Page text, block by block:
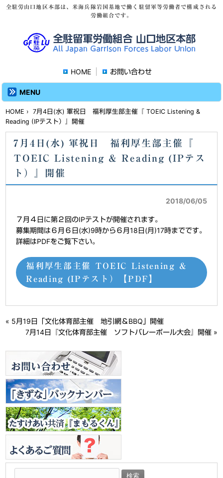
全駐労山口地区本部は、米海兵隊岩国基地で働く駐留軍等労働者で構成される
労働組合です。
HOME お問い合わせ
MENU
HOME › 7月4日(水) 軍祝日 福利厚生部主催『 TOEIC Listening &
Reading (IPテスト）』開催
7月4日(水) 軍祝日 福利厚生部主催『
TOEIC Listening & Reading (IPテス
ト）』開催
2018/06/05
７月４日に第２回のIPテストが開催されます。
募集期間は６月６日(水)9時から６月18日(月)17時までです。
詳細はPDFをご覧下さい。
福利厚生部主催 TOEIC Listening &
Reading (IPテスト）【PDF】
« 5月19日「文化体育部主催 地引網＆BBQ」開催
7月14日『文化体育部主催 ソフトバレーボール大会』開催»